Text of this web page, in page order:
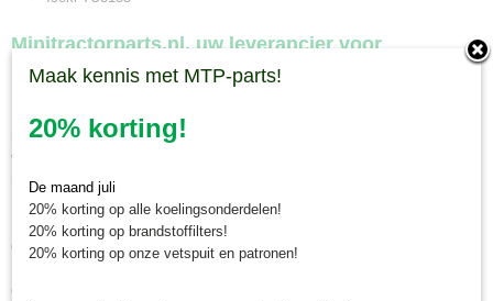
Minitractorparts.nl, uw leverancier voor
minitrekker onderdelen!
minitractoren, miditractoren, compacttractoren en aanbouwwerktuigen. Wij
verkopen deze onderdelen met als specialisme de Japanse
minitractormerken Yanmar, Iseki, Kubota en Shibaura.
Minitractorparts.nl heeft een groot assortiment onderdelen, waaronder
deze naaldlager, voor uw Iseki TU 240, TU 3125, TU 3130, TU 3135.
ons volledige
Maak kennis met MTP-parts!
20% korting!
De maand juli
20% korting op alle koelingsonderdelen!
20% korting op brandstoffilters!
20% korting op onze vetspuit en patronen!